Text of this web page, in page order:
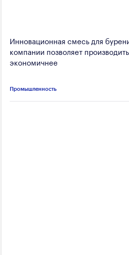
Инновационная смесь для
компании позволяет
экономичнее
Промышленность